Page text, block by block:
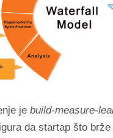
je build-measure-
da startap što brže